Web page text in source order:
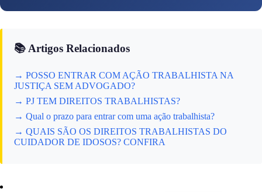
📚 Artigos Relacionados
→ POSSO ENTRAR COM AÇÃO TRABALHISTA NA
JUSTIÇA SEM ADVOGADO?
→ PJ TEM DIREITOS TRABALHISTAS?
→ Qual o prazo para entrar com uma ação trabalhista?
→ QUAIS SÃO OS DIREITOS TRABALHISTAS DO
CUIDADOR DE IDOSOS? CONFIRA